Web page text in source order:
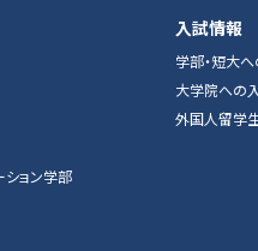
ション学部
入試情報
学部・短大
大学院への
外国人留学